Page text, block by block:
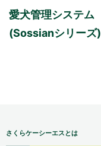
愛犬管理システム
(Sossianシリーズ)
さくらケーシーエスとは